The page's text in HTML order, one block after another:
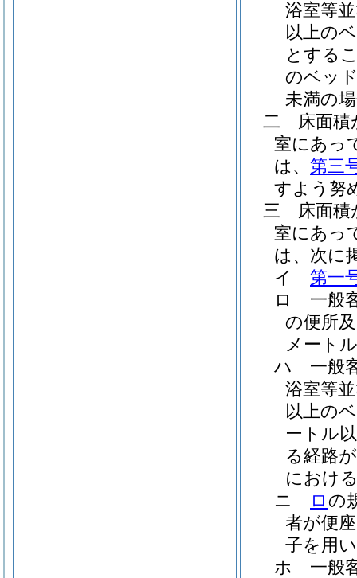
浴室等
以上の
とする
のベッ
未満の
二
床面
室にあっ
は、 第三
すよう努
三
床面
室にあっ
は、次に
イ
第一
ロ
一般
の便所
メート
ハ
一般
浴室等
以上の
ートル
る経路
におけ
ニ
ロ の
者が便
子を用
ホ
一般